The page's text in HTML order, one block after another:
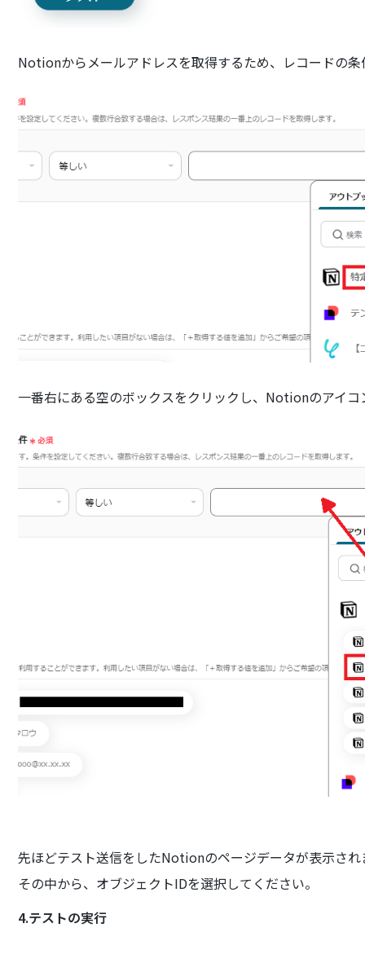
Notionからメールアドレスを取得するため、レコードの
一番右にある空のボックスをクリックし、Notionのアイコ
先ほどテスト送信をしたNotionのページデータが表示され
その中から、オブジェクトIDを選択してください。
4.テストの実行